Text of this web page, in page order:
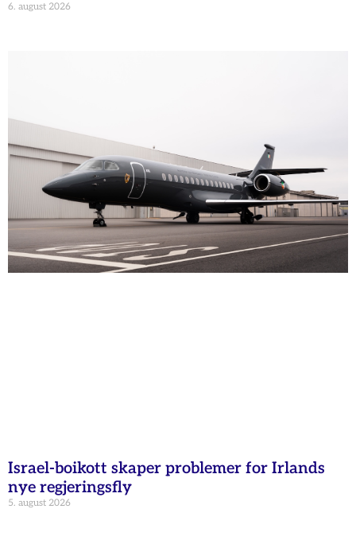
6. august 2026
Israel-boikott skaper problemer for Irlands
nye regjeringsfly
5. august 2026